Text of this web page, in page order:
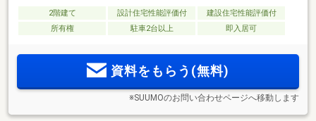
2階建て 設計住宅性能評価付
建設住宅性能評価付
所有権
駐車2台以上 即入居可
資料をもらう(無料)
※SUUMOのお問い合わせページへ移動します